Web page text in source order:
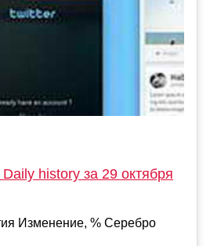
history за 29 октября
Изменение, % Серебро